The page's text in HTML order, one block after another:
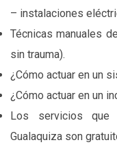
– instalaciones
Técnicas manuales
sin trauma).
¿Cómo actuar en un
¿Cómo actuar en un
Los servicios que
Gualaquiza son